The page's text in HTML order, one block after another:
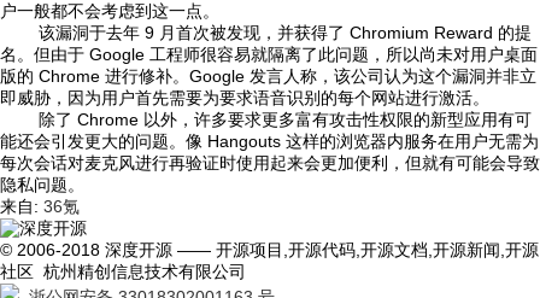
户一般都不会考虑到这一点。
该漏洞于去年 9 月首次被发现，并获得了 Chromium Reward 的提
名。但由于 Google 工程师很容易就隔离了此问题，所以尚未对用户桌面
版的 Chrome 进行修补。Google 发言人称，该公司认为这个漏洞并非立
即威胁，因为用户首先需要为要求语音识别的每个网站进行激活。
除了 Chrome 以外，许多要求更多富有攻击性权限的新型应用有可
能还会引发更大的问题。像 Hangouts 这样的浏览器内服务在用户无需为
每次会话对麦克风进行再验证时使用起来会更加便利，但就有可能会导致
隐私问题。
来自: 36氪
© 2006-2018 深度开源 —— 开源项目,开源代码,开源文档,开源新闻,开源
社区 杭州精创信息技术有限公司